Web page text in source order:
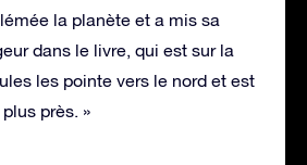
la planète et a mis sa
dans le livre, qui est sur la
les pointe vers le nord et est
près. »